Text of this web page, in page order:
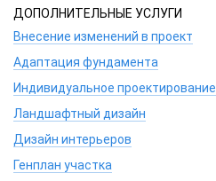
ДОПОЛНИТЕЛЬНЫЕ УСЛУГИ
Внесение изменений в проект
Адаптация фундамента
Индивидуальное проектирование
Ландшафтный дизайн
Дизайн интерьеров
Генплан участка